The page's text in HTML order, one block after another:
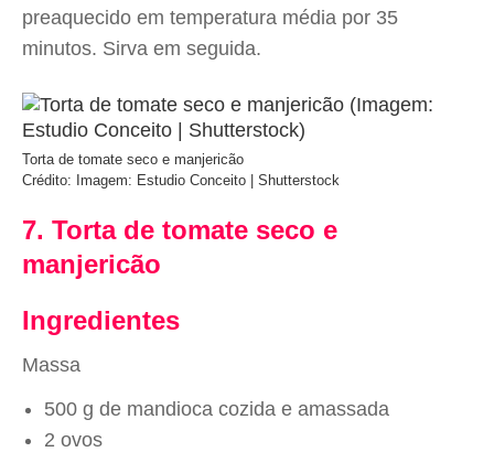
preaquecido em temperatura média por 35
minutos. Sirva em seguida.
Torta de tomate seco e manjericão
Crédito: Imagem: Estudio Conceito | Shutterstock
7. Torta de tomate seco e
manjericão
Ingredientes
Massa
500 g de mandioca cozida e amassada
2 ovos